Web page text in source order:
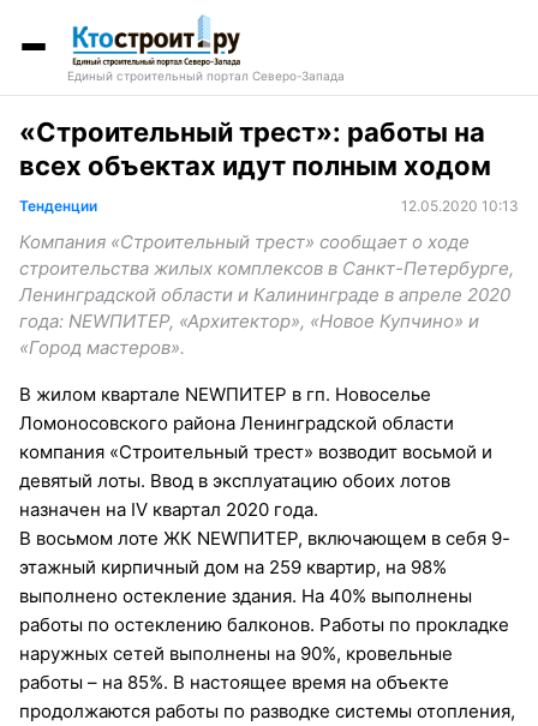
Единый строительный портал Северо-Запада
«Строительный трест»: работы на
всех объектах идут полным ходом
Тенденции 12.05.2020 10:13
Компания «Строительный трест» сообщает о ходе
строительства жилых комплексов в Санкт-Петербурге,
Ленинградской области и Калининграде в апреле 2020
года: NEWПИТЕР, «Архитектор», «Новое Купчино» и
«Город мастеров».
В жилом квартале NEWПИТЕР в гп. Новоселье
Ломоносовского района Ленинградской области
компания «Строительный трест» возводит восьмой и
девятый лоты. Ввод в эксплуатацию обоих лотов
назначен на IV квартал 2020 года.
В восьмом лоте ЖК NEWПИТЕР, включающем в себя 9-
этажный кирпичный дом на 259 квартир, на 98%
выполнено остекление здания. На 40% выполнены
работы по остеклению балконов. Работы по прокладке
наружных сетей выполнены на 90%, кровельные
работы – на 85%. В настоящее время на объекте
продолжаются работы по разводке системы отопления,